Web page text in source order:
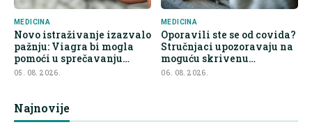
MEDICINA
Novo istraživanje izazvalo
pažnju: Viagra bi mogla
pomoći u sprečavanju
širenja raka
05. 08. 2026.
MEDICINA
Oporavili ste se od covida?
Stručnjaci upozoravaju na
moguću skrivenu
posljedicu
06. 08. 2026.
Najnovije